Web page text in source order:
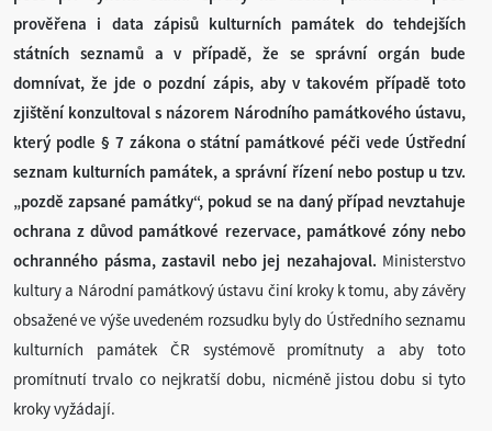
prověřena i data zápisů kulturních památek do tehdejších
státních seznamů a v případě, že se správní orgán bude
domnívat, že jde o pozdní zápis, aby v takovém případě toto
zjištění konzultoval s názorem Národního památkového ústavu,
který podle § 7 zákona o státní památkové péči vede Ústřední
seznam kulturních památek, a správní řízení nebo postup u tzv.
„pozdě zapsané památky“, pokud se na daný případ nevztahuje
ochrana z důvod památkové rezervace, památkové zóny nebo
ochranného pásma, zastavil nebo jej nezahajoval. Ministerstvo
kultury a Národní památkový ústavu činí kroky k tomu, aby závěry
obsažené ve výše uvedeném rozsudku byly do Ústředního seznamu
kulturních památek ČR systémově promítnuty a aby toto
promítnutí trvalo co nejkratší dobu, nicméně jistou dobu si tyto
kroky vyžádají.